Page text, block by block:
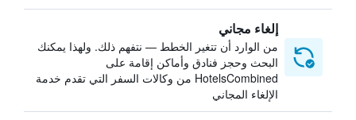
إلغاء مجاني
من الوارد أن تتغير الخطط — نتفهم ذلك. ولهذا يمكنك
البحث وحجز فنادق وأماكن إقامة على
HotelsCombined من وكالات السفر التي تقدم خدمة
الإلغاء المجاني